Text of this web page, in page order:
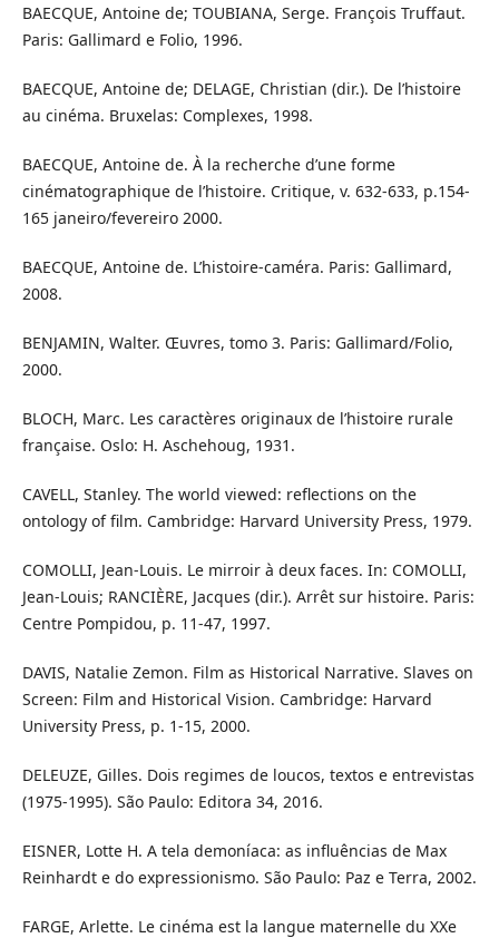
BAECQUE, Antoine de; TOUBIANA, Serge. François Truffaut.
Paris: Gallimard e Folio, 1996.
BAECQUE, Antoine de; DELAGE, Christian (dir.). De l’histoire
au cinéma. Bruxelas: Complexes, 1998.
BAECQUE, Antoine de. À la recherche d’une forme
cinématographique de l’histoire. Critique, v. 632-633, p.154-
165 janeiro/fevereiro 2000.
BAECQUE, Antoine de. L’histoire-caméra. Paris: Gallimard,
2008.
BENJAMIN, Walter. Œuvres, tomo 3. Paris: Gallimard/Folio,
2000.
BLOCH, Marc. Les caractères originaux de l’histoire rurale
française. Oslo: H. Aschehoug, 1931.
CAVELL, Stanley. The world viewed: reflections on the
ontology of film. Cambridge: Harvard University Press, 1979.
COMOLLI, Jean-Louis. Le mirroir à deux faces. In: COMOLLI,
Jean-Louis; RANCIÈRE, Jacques (dir.). Arrêt sur histoire. Paris:
Centre Pompidou, p. 11-47, 1997.
DAVIS, Natalie Zemon. Film as Historical Narrative. Slaves on
Screen: Film and Historical Vision. Cambridge: Harvard
University Press, p. 1-15, 2000.
DELEUZE, Gilles. Dois regimes de loucos, textos e entrevistas
(1975-1995). São Paulo: Editora 34, 2016.
EISNER, Lotte H. A tela demoníaca: as influências de Max
Reinhardt e do expressionismo. São Paulo: Paz e Terra, 2002.
FARGE, Arlette. Le cinéma est la langue maternelle du XXe